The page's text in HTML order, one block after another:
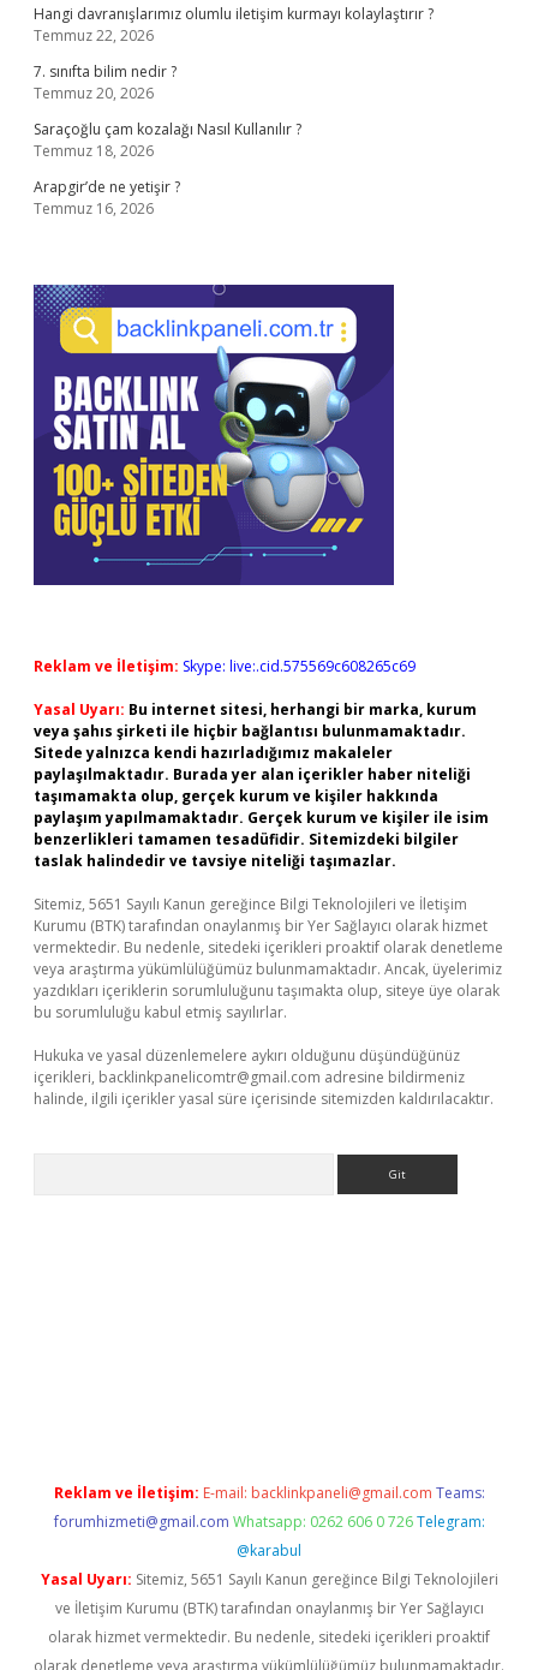
Hangi davranışlarımız olumlu iletişim kurmayı kolaylaştırır ?
Temmuz 22, 2026
7. sınıfta bilim nedir ?
Temmuz 20, 2026
Saraçoğlu çam kozalağı Nasıl Kullanılır ?
Temmuz 18, 2026
Arapgir’de ne yetişir ?
Temmuz 16, 2026
Reklam ve İletişim: Skype: live:.cid.575569c608265c69
Yasal Uyarı: Bu internet sitesi, herhangi bir marka, kurum
veya şahıs şirketi ile hiçbir bağlantısı bulunmamaktadır.
Sitede yalnızca kendi hazırladığımız makaleler
paylaşılmaktadır. Burada yer alan içerikler haber niteliği
taşımamakta olup, gerçek kurum ve kişiler hakkında
paylaşım yapılmamaktadır. Gerçek kurum ve kişiler ile isim
benzerlikleri tamamen tesadüfidir. Sitemizdeki bilgiler
taslak halindedir ve tavsiye niteliği taşımazlar.
Sitemiz, 5651 Sayılı Kanun gereğince Bilgi Teknolojileri ve İletişim
Kurumu (BTK) tarafından onaylanmış bir Yer Sağlayıcı olarak hizmet
vermektedir. Bu nedenle, sitedeki içerikleri proaktif olarak denetleme
veya araştırma yükümlülüğümüz bulunmamaktadır. Ancak, üyelerimiz
yazdıkları içeriklerin sorumluluğunu taşımakta olup, siteye üye olarak
bu sorumluluğu kabul etmiş sayılırlar.
Hukuka ve yasal düzenlemelere aykırı olduğunu düşündüğünüz
içerikleri, backlinkpanelicomtr@gmail.com adresine bildirmeniz
halinde, ilgili içerikler yasal süre içerisinde sitemizden kaldırılacaktır.
Reklam ve İletişim: E-mail: backlinkpaneli@gmail.com Teams:
forumhizmeti@gmail.com Whatsapp: 0262 606 0 726 Telegram:
@karabul
Yasal Uyarı: Sitemiz, 5651 Sayılı Kanun gereğince Bilgi Teknolojileri
ve İletişim Kurumu (BTK) tarafından onaylanmış bir Yer Sağlayıcı
olarak hizmet vermektedir. Bu nedenle, sitedeki içerikleri proaktif
olarak denetleme veya araştırma yükümlülüğümüz bulunmamaktadır.